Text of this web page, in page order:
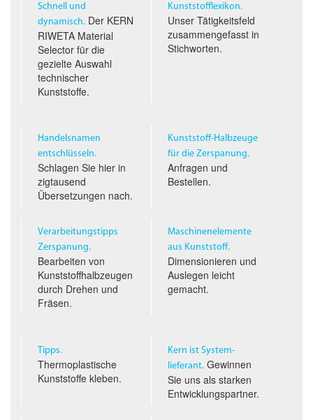
Schnell und
dynamisch.Der KERN
RIWETA Material
Selector für die
gezielte Auswahl
technischer
Kunststoffe.
Kunststofflexikon.
Unser Tätigkeitsfeld
zusammengefasst in
Stichworten.
Handelsnamen
entschlüsseln.
Schlagen Sie hier in
zigtausend
Übersetzungen nach.
Kunststoff-Halbzeuge
für die Zerspanung.
Anfragen und
Bestellen.
Verarbeitungstipps
Zerspanung.
Bearbeiten von
Kunststoffhalbzeugen
durch Drehen und
Fräsen.
Maschinenelemente
aus Kunststoff.
Dimensionieren und
Auslegen leicht
gemacht.
Tipps.
Thermoplastische
Kunststoffe kleben.
Kern ist System­
lieferant.Gewinnen
Sie uns als starken
Entwicklungspartner.